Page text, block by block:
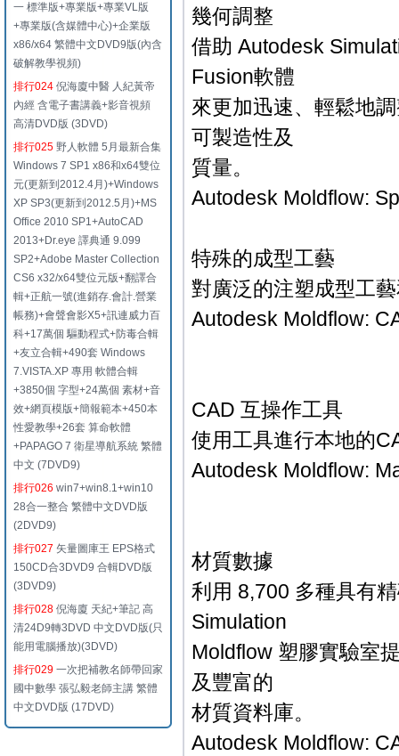
一 標準版+專業版+專業VL版
+專業版(含媒體中心)+企業版
x86/x64 繁體中文DVD9版(內含
破解教學視頻)
排行024 倪海廈中醫 人紀黃帝
內經 含電子書講義+影音視頻
高清DVD版 (3DVD)
排行025 野人軟體 5月最新合集
Windows 7 SP1 x86和x64雙位
元(更新到2012.4月)+Windows
XP SP3(更新到2012.5月)+MS
Office 2010 SP1+AutoCAD
2013+Dr.eye 譯典通 9.099
SP2+Adobe Master Collection
CS6 x32/x64雙位元版+翻譯合
輯+正航一號(進銷存.會計.營業
帳務)+會聲會影X5+訊連威力百
科+17萬個 驅動程式+防毒合輯
+友立合輯+490套 Windows
7.VISTA.XP 專用 軟體合輯
+3850個 字型+24萬個 素材+音
效+網頁模版+簡報範本+450本
性愛教學+26套 算命軟體
+PAPAGO 7 衛星導航系統 繁體
中文 (7DVD9)
排行026 win7+win8.1+win10
28合一整合 繁體中文DVD版
(2DVD9)
排行027 矢量圖庫王 EPS格式
150CD合3DVD9 合輯DVD版
(3DVD9)
排行028 倪海廈 天紀+筆記 高
清24D9轉3DVD 中文DVD版(只
能用電腦播放)(3DVD)
排行029 一次把補教名師帶回家
國中數學 張弘毅老師主講 繁體
中文DVD版 (17DVD)
幾何調整
借助 Autodesk
Fusion軟體
來更加迅速、輕鬆地
可製造性及
質量。
Autodesk Moldflow:
特殊的成型工藝
對廣泛的注塑成型工
Autodesk Moldflow:
CAD 互操作工具
使用工具進行本地的
Autodesk Moldflow:
材質數據
利用 8,700 多種具有
Simulation
Moldflow 塑膠實驗室
及豐富的
材質資料庫。
Autodesk Moldflow: